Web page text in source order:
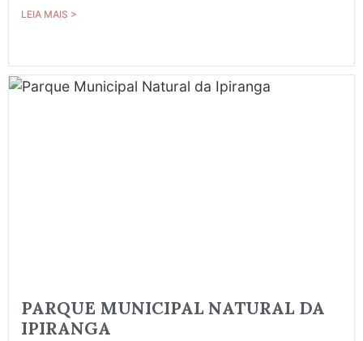
LEIA MAIS >
PARQUE MUNICIPAL NATURAL DA
IPIRANGA